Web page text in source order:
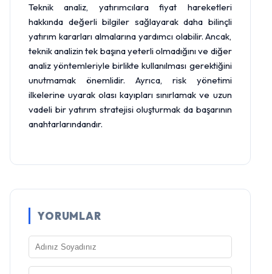
Teknik analiz, yatırımcılara fiyat hareketleri
hakkında değerli bilgiler sağlayarak daha bilinçli
yatırım kararları almalarına yardımcı olabilir. Ancak,
teknik analizin tek başına yeterli olmadığını ve diğer
analiz yöntemleriyle birlikte kullanılması gerektiğini
unutmamak önemlidir. Ayrıca, risk yönetimi
ilkelerine uyarak olası kayıpları sınırlamak ve uzun
vadeli bir yatırım stratejisi oluşturmak da başarının
anahtarlarındandır.
YORUMLAR